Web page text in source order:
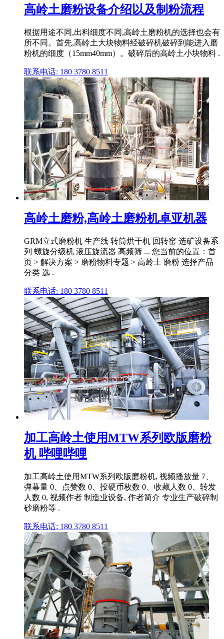
高岭土磨粉设备介绍以及制粉流程
根据用途不同,出料细度不同,高岭土磨粉机的选择也会有
所不同。首先,高岭土大块物料经破碎机破碎到能进入磨
粉机的细度（15mm40mm）。破碎后的高岭土小块物料 .
联系电话: 180 3780 8511
高岭土磨粉,高岭土磨粉机卓亚机器
GRM立式磨粉机 生产线 转筒烘干机 回转窑 选矿设备系
列 螺旋分级机 液压旋流器 高频筛 ... 您当前的位置：首
页 > 解决方案 > 磨粉物料专题 > 高岭土 磨粉 选择产品
分类 选 .
联系电话: 180 3780 8511
加工高岭土使用MTW系列欧版磨粉
机 哔哩哔哩
加工高岭土使用MTW系列欧版磨粉机, 视频播放量 7、
弹幕量 0、点赞数 0、投硬币枚数 0、收藏人数 0、转发
人数 0, 视频作者 制造业设备, 作者简介 专业生产破碎制
砂磨粉等 .
联系电话: 180 3780 8511